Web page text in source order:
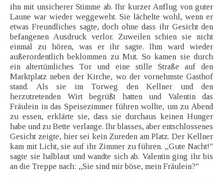
ihn mit unsicherer Stimme ab. Ihr kurzer Anflug von guter
Laune war wieder weggeweht. Sie lächelte wohl, wenn er
etwas Freundliches sagte, doch ohne dass ihr Gesicht den
befangenen Ausdruck verlor. Zuweilen schien sie nicht
einmal zu hören, was er ihr sagte. Ihm ward wieder
außerordentlich beklommen zu Mut. So kamen sie durch
ein altertümliches Tor und eine stille Straße auf den
Marktplatz neben der Kirche, wo der vornehmste Gasthof
stand. Als sie im Torweg den Kellner und den
herzutretenden Wirt begrüßt hatten und Valentin das
Fräulein in das Speisezimmer führen wollte, um zu Abend
zu essen, erklärte sie, dass sie durchaus keinen Hunger
habe und zu Bette verlange. Ihr blasses, aber entschlossenes
Gesicht zeigte, hier sei kein Zureden am Platz. Der Kellner
kam mit Licht, sie auf ihr Zimmer zu führen. „Gute Nacht!"
sagte sie halblaut und wandte sich ab. Valentin ging ihr bis
an die Treppe nach: „Sie sind mir böse, mein Fräulein?"